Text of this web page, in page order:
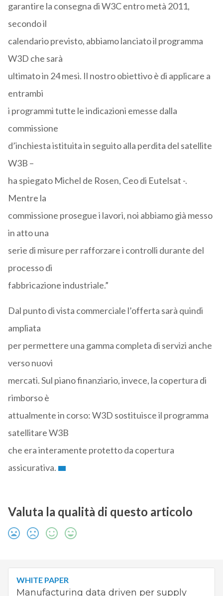
garantire la consegna di W3C entro metà 2011,
secondo il
calendario previsto, abbiamo lanciato il programma
W3D che sarà
ultimato in 24 mesi. Il nostro obiettivo è di applicare a
entrambi
i programmi tutte le indicazioni emesse dalla
commissione
d’inchiesta istituita in seguito alla perdita del satellite
W3B –
ha spiegato Michel de Rosen, Ceo di Eutelsat -.
Mentre la
commissione prosegue i lavori, noi abbiamo già messo
in atto una
serie di misure per rafforzare i controlli durante del
processo di
fabbricazione industriale.”
Dal punto di vista commerciale l’offerta sarà quindi
ampliata
per permettere una gamma completa di servizi anche
verso nuovi
mercati. Sul piano finanziario, invece, la copertura di
rimborso è
attualmente in corso: W3D sostituisce il programma
satellitare W3B
che era interamente protetto da copertura
assicurativa.
Valuta la qualità di questo articolo
WHITE PAPER
Manufacturing data driven per supply